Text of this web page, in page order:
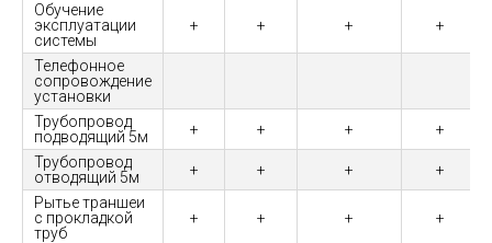
Обучение
эксплуатации
системы
+ + + +
Телефонное
сопровождение
установки
Трубопровод
подводящий 5м
+ + +
+
Трубопровод
отводящий 5м
+ + +
+
Рытье траншеи
с прокладкой
труб
+ + + +